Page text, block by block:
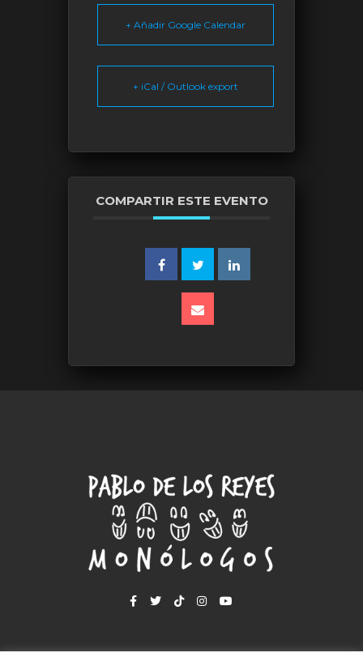
+ Añadir Google Calendar
+ iCal / Outlook export
COMPARTIR ESTE EVENTO